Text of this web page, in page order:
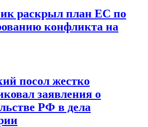
раскрыл план ЕС по
конфликта на
посол жестко
заявления о
РФ в дела